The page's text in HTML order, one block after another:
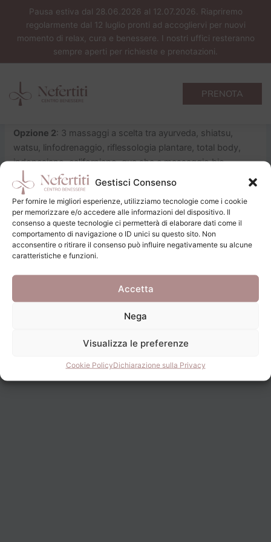
Gestisci Consenso
Per fornire le migliori esperienze, utilizziamo tecnologie come i cookie
per memorizzare e/o accedere alle informazioni del dispositivo. Il
consenso a queste tecnologie ci permetterà di elaborare dati come il
comportamento di navigazione o ID unici su questo sito. Non
acconsentire o ritirare il consenso può influire negativamente su alcune
caratteristiche e funzioni.
Accetta
Nega
Visualizza le preferenze
Cookie PolicyDichiarazione sulla Privacy
contenuto
Pausa estiva dal 28.06.2026 al 12.07.2026. Riapriremo
regolarmente dal 12 luglio pronti ad accogliervi per nuovi
momento di relax, cura e benessere. I nostri uffici resteranno
sempre aperti per richieste e prenotazioni.
PRENOTA
Antistress
Di
Opzione 1 : 3 terapie dello stesso tipo (50 min.)
Opzione 2: 3 massaggi a scelta tra ayurveda, shiatsu,
watsu, linfodrenaggio, riflessologia plantare, total body,
indonesiano, californiano, gua sha e massaggio bio-
elasticizzante (50 min.)
PRECEDENTE